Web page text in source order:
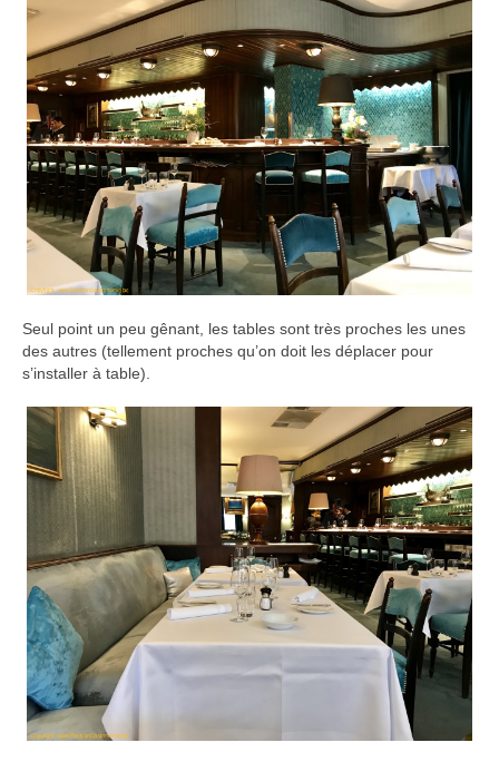
Seul point un peu gênant, les tables sont très proches les unes
des autres (tellement proches qu’on doit les déplacer pour
s’installer à table).